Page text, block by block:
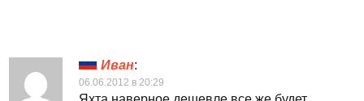
Иван:
06.06.2012 в 20:29